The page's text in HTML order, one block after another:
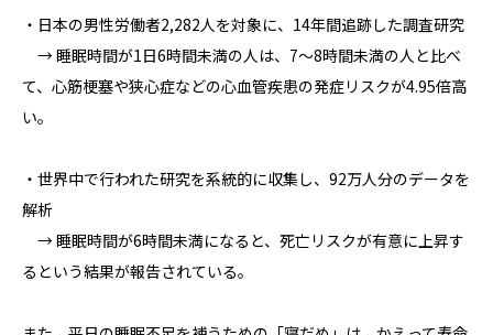
・日本の男性労働者2,282人を対象に、14年間追跡した調査研究
→ 睡眠時間が1日6時間未満の人は、7～8時間未満の人と比べ
て、心筋梗塞や狭心症などの心血管疾患の発症リスクが4.95倍高
い。
・世界中で行われた研究を系統的に収集し、92万人分のデータを
解析
→ 睡眠時間が6時間未満になると、死亡リスクが有意に上昇す
るという結果が報告されている。